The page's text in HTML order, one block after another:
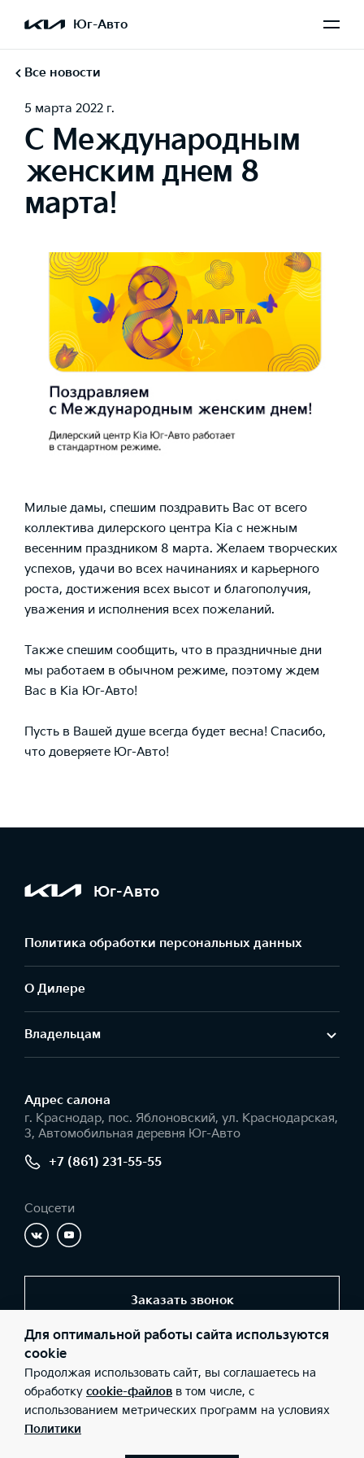
Юг-Авто
Все новости
5 марта 2022 г.
С Международным
женским днем 8
марта!
Милые дамы, спешим поздравить Вас от всего
коллектива дилерского центра Kia с нежным
весенним праздником 8 марта. Желаем творческих
успехов, удачи во всех начинаниях и карьерного
роста, достижения всех высот и благополучия,
уважения и исполнения всех пожеланий.
Также спешим сообщить, что в праздничные дни
мы работаем в обычном режиме, поэтому ждем
Вас в Kia Юг-Авто!
Пусть в Вашей душе всегда будет весна! Спасибо,
что доверяете Юг-Авто!
Юг-Авто
Политика обработки персональных данных
О Дилере
Владельцам
Адрес салонa
г. Краснодар, пос. Яблоновский, ул. Краснодарская,
3, Автомобильная деревня Юг-Авто
+7 (861) 231-55-55
Соцсети
Заказать звонок
(Фактический адрес: г. Краснодар, пос. Яблоновский, ул.
Краснодарская, 3, Автомобильная деревня Юг-Авто; Телефон:
+7 (861) 231-55-55; ИНН: 0107023480; ОГРН: 1120107002069),
ООО «Киа Россия и СНГ» (Фактический адрес: г.Москва, Валовая
26; Телефон: 8 800 301 08 80; ИНН: 7728674093; ОГРН:
5087746291760) ведут деятельность на территории РФ в
Для оптимальной работы сайта используются
cookie
Продолжая использовать сайт, вы соглашаетесь на
обработку cookie-файлов в том числе, с
использованием метрических программ на условиях
Политики